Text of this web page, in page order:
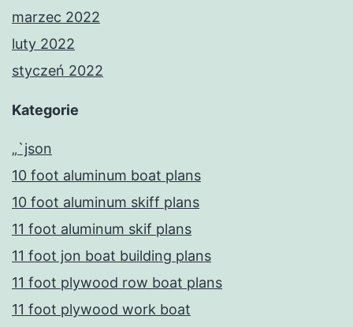
marzec 2022
luty 2022
styczeń 2022
Kategorie
„`json
10 foot aluminum boat plans
10 foot aluminum skiff plans
11 foot aluminum skif plans
11 foot jon boat building plans
11 foot plywood row boat plans
11 foot plywood work boat